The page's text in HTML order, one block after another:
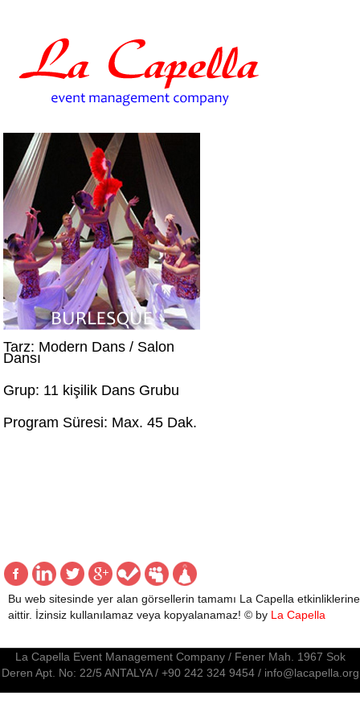
Tarz: Modern Dans / Salon
Dansı
Grup: 11 kişilik Dans Grubu
Program Süresi: Max. 45 Dak.
Bu web sitesinde yer alan görsellerin tamamı La Capella etkinliklerine
aittir. İzinsiz kullanılamaz veya kopyalanamaz! © by La Capella
La Capella Event Management Company / Fener Mah. 1967 Sok
Deren Apt. No: 22/5 ANTALYA / +90 242 324 9454 / info@lacapella.org